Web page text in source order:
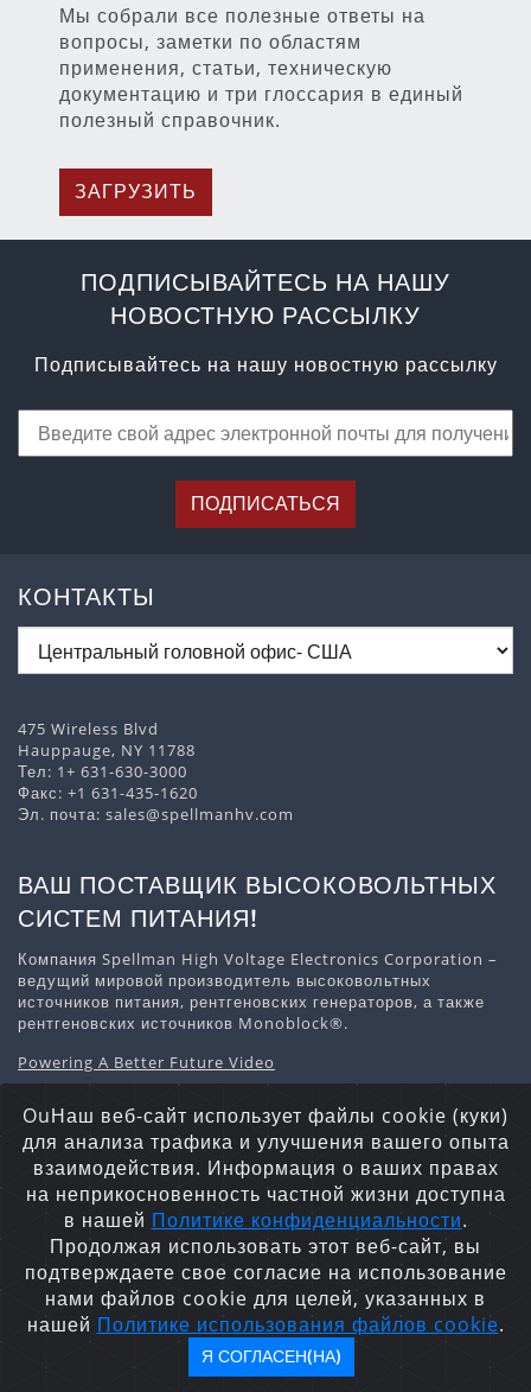
Мы собрали все полезные ответы на
вопросы, заметки по областям
применения, статьи, техническую
документацию и три глоссария в единый
полезный справочник.
ЗАГРУЗИТЬ
ПОДПИСЫВАЙТЕСЬ НА НАШУ
НОВОСТНУЮ РАССЫЛКУ
Подписывайтесь на нашу новостную рассылку
ПОДПИСАТЬСЯ
КОНТАКТЫ
475 Wireless Blvd
Hauppauge, NY 11788
Тел: 1+ 631-630-3000
Факс: +1 631-435-1620
Эл. почта: sales@spellmanhv.com
ВАШ ПОСТАВЩИК ВЫСОКОВОЛЬТНЫХ
СИСТЕМ ПИТАНИЯ!
Компания Spellman High Voltage Electronics Corporation –
ведущий мировой производитель высоковольтных
источников питания, рентгеновских генераторов, а также
рентгеновских источников Monoblock®.
Powering A Better Future Video
Заявление о конфиденциальности
Файлы Cookie
Карта сайта
Авторские права © 2026 Spellman High Voltage Electronics
Corporation. Все права защищены.
español 日本語 한국어
OuНаш веб-сайт использует файлы cookie (куки)
для анализа трафика и улучшения вашего опыта
взаимодействия. Информация о ваших правах
на неприкосновенность частной жизни доступна
в нашей Политике конфиденциальности.
Продолжая использовать этот веб-сайт, вы
подтверждаете свое согласие на использование
нами файлов cookie для целей, указанных в
нашей Политике использования файлов cookie.
Я СОГЛАСЕН(НА)